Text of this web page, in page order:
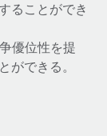
ることができ
優位性を提
ができる。